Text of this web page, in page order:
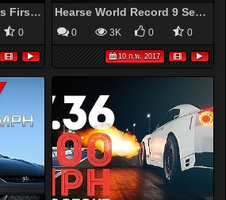
Alpha Omega: World's First 7 Second R35 GT-R
0
Hearse World Record 9 Second 1/4 Mile!
0 3K 0 0
10 ก.พ. 2017